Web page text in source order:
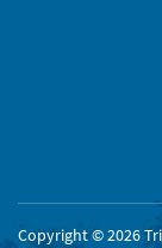
Copyright © 2026